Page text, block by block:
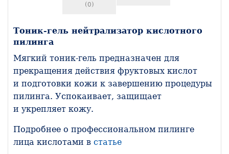
(0)
Тоник-гель нейтрализатор кислотного
пилинга
Мягкий тоник-гель предназначен для
прекращения действия фруктовых кислот
и подготовки кожи к завершению процедуры
пилинга. Успокаивает, защищает
и укрепляет кожу.
Подробнее о профессиональном пилинге
лица кислотами в статье